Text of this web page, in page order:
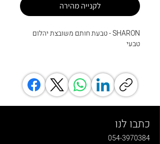
לקנייה מהירה
SHARON - טבעת חותם משובצת יהלום
טבעי
כתבו לנו
054-3970384